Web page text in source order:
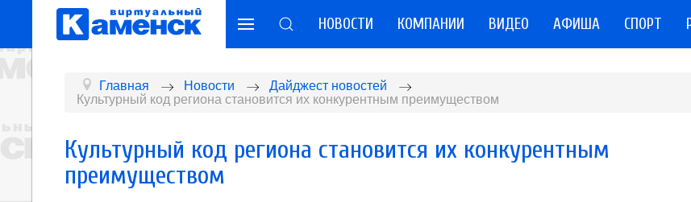
НОВОСТИ КОМПАНИИ ВИДЕО АФИША СПОРТ
Главная Новости
Дайджест новостей
Культурный код региона становится их конкурентным преимуществом
Культурный код региона становится их конкурентным
преимуществом